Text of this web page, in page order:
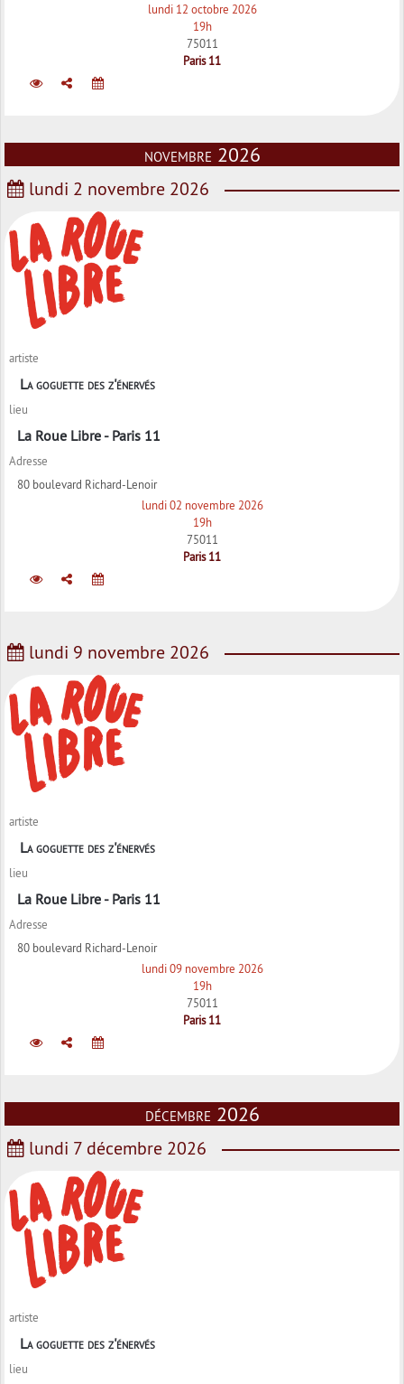
lundi 12 octobre 2026
19h
75011
Paris 11
novembre 2026
lundi 2 novembre 2026
artiste
La goguette des z'énervés
lieu
La Roue Libre - Paris 11
Adresse
80 boulevard Richard-Lenoir
lundi 02 novembre 2026
19h
75011
Paris 11
lundi 9 novembre 2026
artiste
La goguette des z'énervés
lieu
La Roue Libre - Paris 11
Adresse
80 boulevard Richard-Lenoir
lundi 09 novembre 2026
19h
75011
Paris 11
décembre 2026
lundi 7 décembre 2026
artiste
La goguette des z'énervés
lieu